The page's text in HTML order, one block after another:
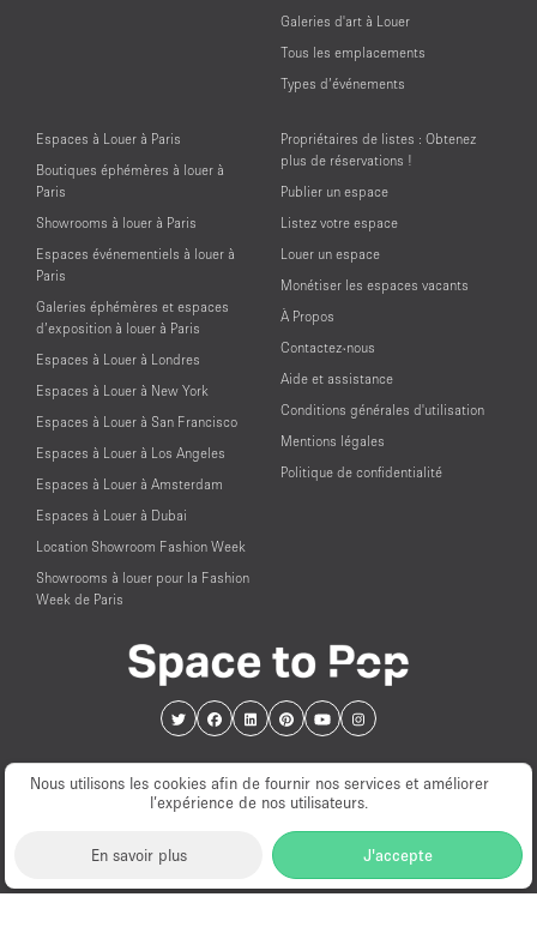
Nous utilisons les cookies afin de fournir nos services et améliorer
l’expérience de nos utilisateurs.
En savoir plus J'accepte
Galeries d'art à Louer
Tous les emplacements
Types d’événements
Espaces à Louer à Paris
Boutiques éphémères à louer à
Paris
Showrooms à louer à Paris
Espaces événementiels à louer à
Paris
Galeries éphémères et espaces
d’exposition à louer à Paris
Espaces à Louer à Londres
Espaces à Louer à New York
Espaces à Louer à San Francisco
Espaces à Louer à Los Angeles
Espaces à Louer à Amsterdam
Espaces à Louer à Dubai
Location Showroom Fashion Week
Showrooms à louer pour la Fashion
Week de Paris
Propriétaires de listes : Obtenez
plus de réservations !
Publier un espace
Listez votre espace
Louer un espace
Monétiser les espaces vacants
À Propos
Contactez-nous
Aide et assistance
Conditions générales d'utilisation
Mentions légales
Politique de confidentialité
© PopUp Immo, Inc. Tous droits réservés.